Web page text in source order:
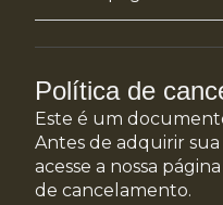
Política de
Este é um
Antes de adquirir sua
acesse a nossa
de cancelamento.